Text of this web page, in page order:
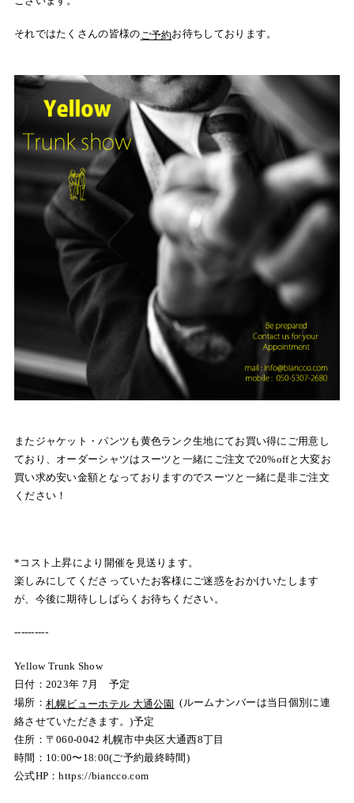
それではたくさんの皆様の ご予約お待ちしております。
またジャケット・パンツも黄色ランク生地にてお買い得にご用意し
ており、オーダーシャツはスーツと一緒にご注文で20%offと大変お
買い求め安い金額となっておりますのでスーツと一緒に是非ご注文
ください！
*コスト上昇により開催を見送ります。
楽しみにしてくださっていたお客様にご迷惑をおかけいたします
が、今後に期待ししばらくお待ちください。
----------
Yellow Trunk Show
日付：2023年 7月 予定
場所： 札幌ビューホテル 大通公園 (ルームナンバーは当日個別に連
絡させていただきます。)予定
住所： 〒060-0042 札幌市中央区大通西8丁目
時間：10:00〜18:00(ご予約最終時間)
公式HP：https://biancco.com